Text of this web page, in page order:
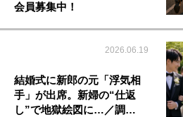
会員募集中！
2026.06.19
結婚式に新郎の元「浮気相
手」が出席。新婦の“仕返
し”で地獄絵図に…／調…